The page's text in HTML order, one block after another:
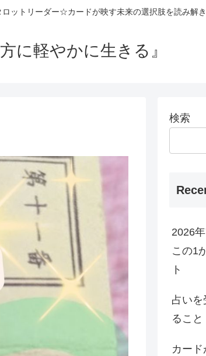
ットリーダー☆カードが映す未来の選択肢を読み解
に軽やかに生きる』
検索
2026
この1
ト
占い
ること
カー